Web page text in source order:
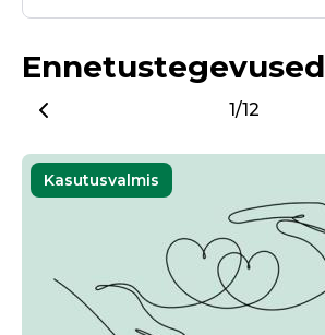
Ennetustegevused
1/12
Kasutusvalmis